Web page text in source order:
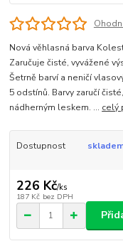
Nová věhlasná barva
Zaručuje čisté, vyvážené
Šetrně barví a neničí
5 odstínů. Barvy zaručí
nádherným leskem. ... celý
Dostupnost
226 Kč/ks
187 Kč bez DPH